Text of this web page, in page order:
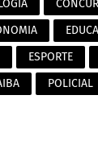
ESPORTE
POLICIAL